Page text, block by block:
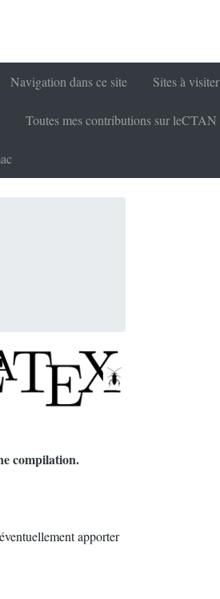
Navigation dans ce site Sites à visiter
Toutes mes contributions sur leCTAN
compilation.
apporter